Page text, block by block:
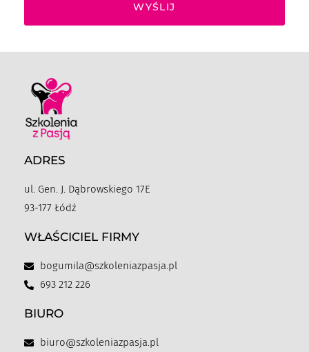
WYŚLIJ
ADRES
ul. Gen. J. Dąbrowskiego 17E
93-177 Łódź
WŁAŚCICIEL FIRMY
bogumila@szkoleniazpasja.pl
693 212 226
BIURO
biuro@szkoleniazpasja.pl